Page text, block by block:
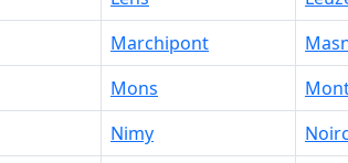
Marchipont
Mons
Nimy